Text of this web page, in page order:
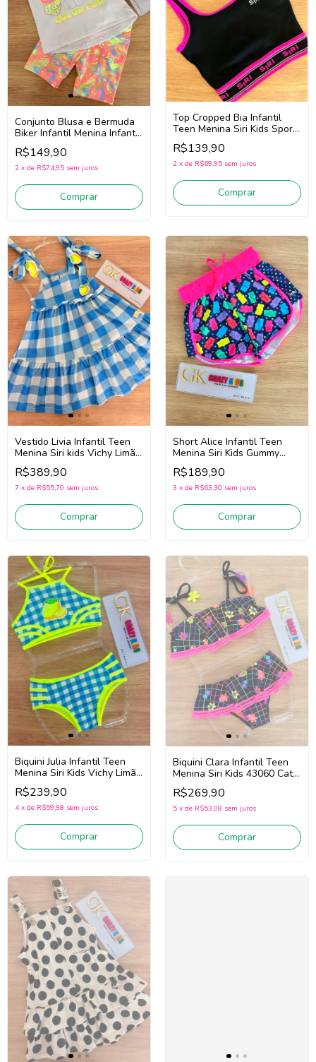
Conjunto Blusa e Bermuda
Biker Infantil Menina Infanti
95319 (Branco/Rosa)
R$149,90
2 x de R$74,95 sem juros
Comprar
Top Cropped Bia Infantil
Teen Menina Siri Kids Sport
Diversão 44750 (Preto)
R$139,90
2 x de R$69,95 sem juros
Comprar
Vestido Livia Infantil Teen
Menina Siri kids Vichy Limão
43284 (Azul/Off White)
R$389,90
7 x de R$55,70 sem juros
Comprar
Short Alice Infantil Teen
Menina Siri Kids Gummy
43016 (Marinho/Rosa)
R$189,90
3 x de R$63,30 sem juros
Comprar
Biquini Julia Infantil Teen
Menina Siri Kids Vichy Limão
43216 (Azul/Amarelo)
R$239,90
4 x de R$59,98 sem juros
Comprar
Biquini Clara Infantil Teen
Menina Siri Kids 43060 Cats
(Preto / Rosa)
R$269,90
5 x de R$53,98 sem juros
Comprar